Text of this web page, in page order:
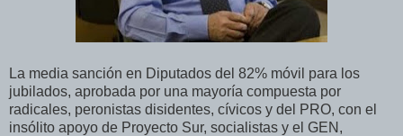
La media sanción en Diputados del 82% móvil para los
jubilados, aprobada por una mayoría compuesta por
radicales, peronistas disidentes, cívicos y del PRO, con el
insólito apoyo de Proyecto Sur, socialistas y el GEN,